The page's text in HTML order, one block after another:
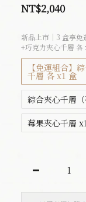
NT$2,040
新品上市｜3 盒享
+巧克力夾心千層 各
【免運組合】
千層 各 x1 盒
綜合夾心千層
莓果夾心千層